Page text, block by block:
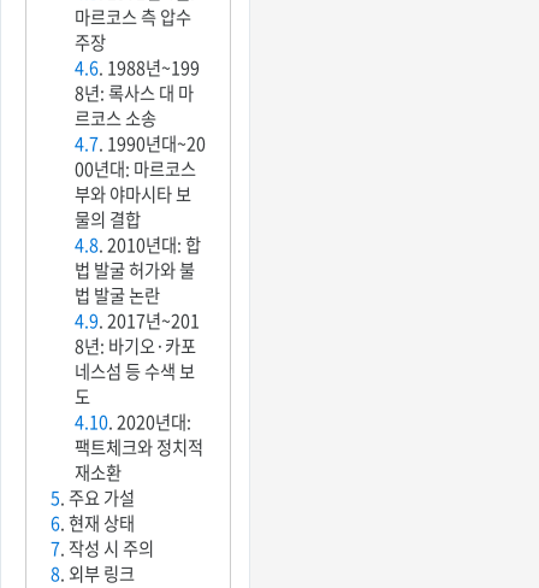
마르코스 측 압수
주장
4.6. 1988년~199
8년: 록사스 대 마
르코스 소송
4.7. 1990년대~20
00년대: 마르코스
부와 야마시타 보
물의 결합
4.8. 2010년대: 합
법 발굴 허가와 불
법 발굴 논란
4.9. 2017년~201
8년: 바기오·카포
네스섬 등 수색 보
도
4.10. 2020년대:
팩트체크와 정치적
재소환
5. 주요 가설
6. 현재 상태
7. 작성 시 주의
8. 외부 링크